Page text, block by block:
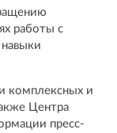
работы с
комплексных и
Центра
пресс-